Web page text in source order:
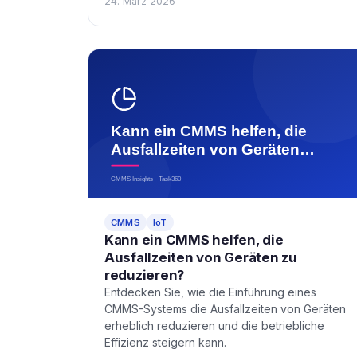
CMMS IoT
Kann ein CMMS helfen, die
Ausfallzeiten von Geräten zu
reduzieren?
Entdecken Sie, wie die Einführung eines
CMMS-Systems die Ausfallzeiten von Geräten
erheblich reduzieren und die betriebliche
Effizienz steigern kann.